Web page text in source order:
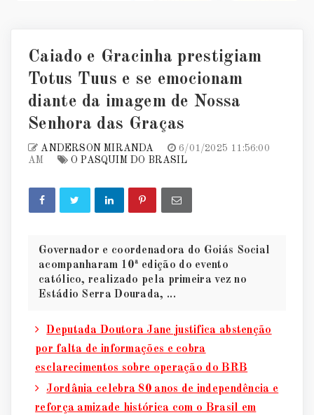
Caiado e Gracinha prestigiam
Totus Tuus e se emocionam
diante da imagem de Nossa
Senhora das Graças
ANDERSON MIRANDA
6/01/2025 11:56:00
AM
O PASQUIM DO BRASIL
Governador e coordenadora do Goiás Social
acompanharam 10ª edição do evento
católico, realizado pela primeira vez no
Estádio Serra Dourada, ...
Deputada Doutora Jane justifica abstenção
por falta de informações e cobra
esclarecimentos sobre operação do BRB
Jordânia celebra 80 anos de independência e
reforça amizade histórica com o Brasil em